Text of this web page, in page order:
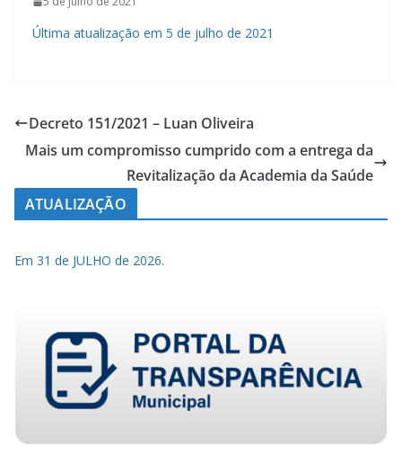
Última atualização em 5 de julho de 2021
Decreto 151/2021 – Luan Oliveira
Mais um compromisso cumprido com a entrega da
Revitalização da Academia da Saúde
ATUALIZAÇÃO
Em 31 de JULHO de 2026.